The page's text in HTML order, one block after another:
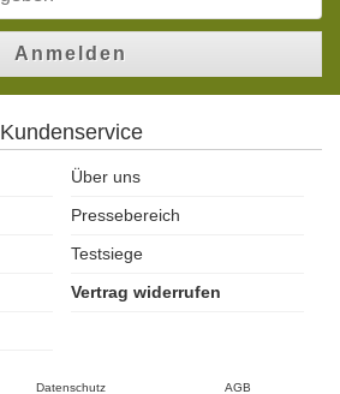
Anmelden
Kundenservice
Über uns
Pressebereich
Testsiege
Vertrag widerrufen
Datenschutz AGB